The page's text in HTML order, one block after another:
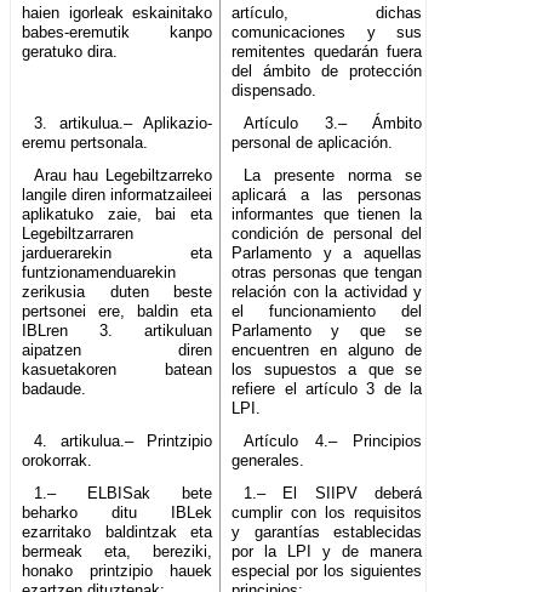
haien igorleak eskainitako
babes-eremutik kanpo
geratuko dira.
artículo, dichas
comunicaciones y sus
remitentes quedarán fuera
del ámbito de protección
dispensado.
3. artikulua.– Aplikazio-
eremu pertsonala.
Artículo 3.– Ámbito
personal de aplicación.
Arau hau Legebiltzarreko
langile diren informatzaileei
aplikatuko zaie, bai eta
Legebiltzarraren
jarduerarekin eta
funtzionamenduarekin
zerikusia duten beste
pertsonei ere, baldin eta
IBLren 3. artikuluan
aipatzen diren
kasuetakoren batean
badaude.
La presente norma se
aplicará a las personas
informantes que tienen la
condición de personal del
Parlamento y a aquellas
otras personas que tengan
relación con la actividad y
el funcionamiento del
Parlamento y que se
encuentren en alguno de
los supuestos a que se
refiere el artículo 3 de la
LPI.
4. artikulua.– Printzipio
orokorrak.
Artículo 4.– Principios
generales.
1.– ELBISak bete
beharko ditu IBLek
ezarritako baldintzak eta
bermeak eta, bereziki,
honako printzipio hauek
1.– El SIIPV deberá
cumplir con los requisitos
y garantías establecidas
por la LPI y de manera
especial por los siguientes